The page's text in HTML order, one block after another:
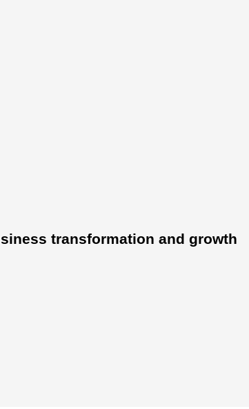
transformation and growth